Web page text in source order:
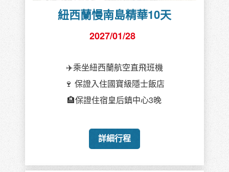
熊慢遊雪墨大堡礁10天
2027/01/30
🤿前進大堡礁、熱帶雨林
雪梨歌劇院內欣賞歌劇
感受雪梨、墨爾本的魅力
詳細行程